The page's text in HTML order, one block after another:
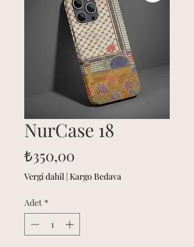
NurCase 18
₺350,00
Vergi dahil Kargo Bedava
Adet *